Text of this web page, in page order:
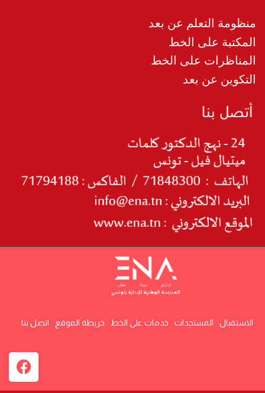
منظومة التعلم عن بعد
المكتبة على الخط
المناظرات على الخط
التكوين عن بعد
الاستقبال المستجدات خدمات على الخط خريطة الموقع اتصل بنا